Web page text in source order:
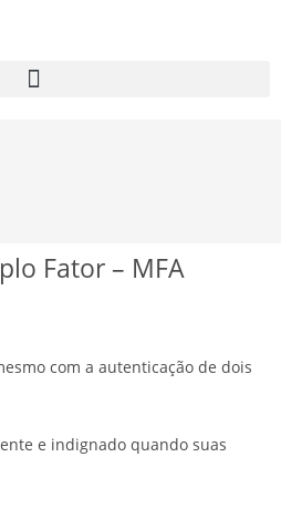
Fator – MFA
com a autenticação de dois
e indignado quando suas